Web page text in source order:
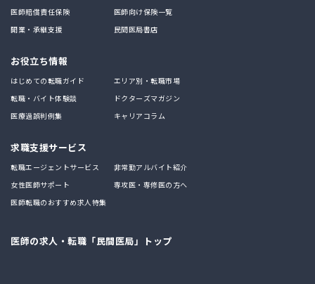
医師賠償責任保険
医師向け保険一覧
開業・承継支援
民間医局書店
お役立ち情報
はじめての転職ガイド
エリア別・転職市場
転職・バイト体験談
ドクターズマガジン
医療過誤判例集
キャリアコラム
求職支援サービス
転職エージェントサービス
非常勤アルバイト紹介
女性医師サポート
専攻医・専修医の方へ
医師転職のおすすめ求人特集
医師の求人・転職「民間医局」トップ